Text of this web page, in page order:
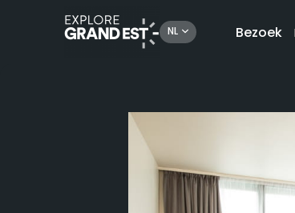
NL Bezoek